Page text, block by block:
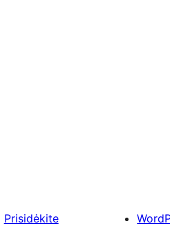
Prisidėkite